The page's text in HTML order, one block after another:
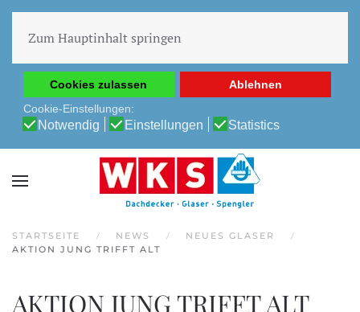
Erfahrung auf unserer Website zu ermöglichen.
Cookie-Richtlinie
Datenschutz-Bestimmungen
Cookies zulassen
Ablehnen
Cookie-Einstellungen:
Notwendig Einstellungen Statistics
Zum Hauptinhalt springen
STARTSEITE NEWS
NEUES GLASER
AKTION JUNG TRIFFT ALT
AKTION JUNG TRIFFT ALT